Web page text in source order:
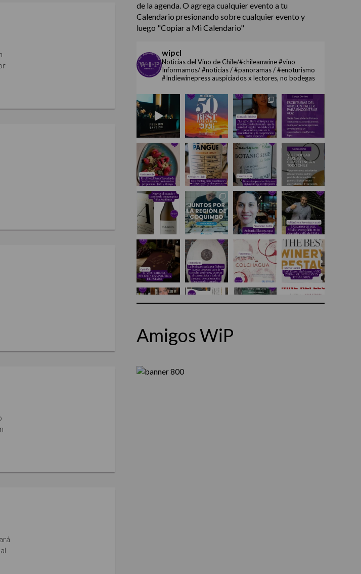
de la agenda. O agrega cualquier evento a tu
Calendario presionando sobre cualquier evento y
luego "Copiar a Mi Calendario"
wipcl
Noticias del Vino de Chile/#chileanwine #vino
Informamos/ #noticias / #panoramas / #enoturismo
#Indiewinepress auspiciados x lectores, no bodegas
Amigos WiP